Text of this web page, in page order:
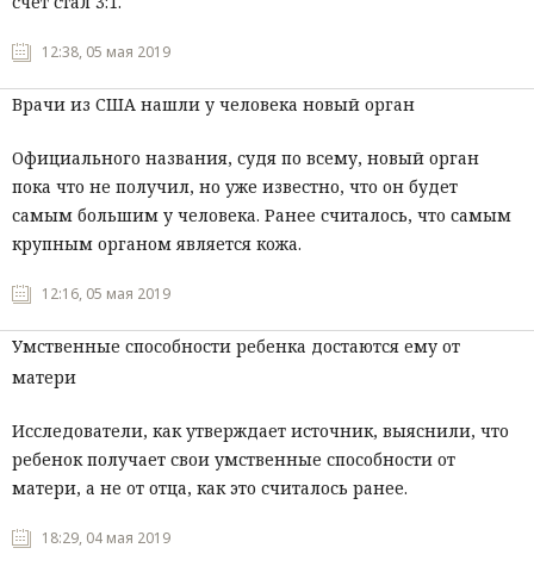
12:38, 05 мая 2019
Врачи из США нашли у человека новый орган
Официального названия, судя по всему, новый орган
пока что не получил, но уже известно, что он будет
самым большим у человека. Ранее считалось, что самым
крупным органом является кожа.
12:16, 05 мая 2019
Умственные способности ребенка достаются ему от
матери
Исследователи, как утверждает источник, выяснили, что
ребенок получает свои умственные способности от
матери, а не от отца, как это считалось ранее.
18:29, 04 мая 2019